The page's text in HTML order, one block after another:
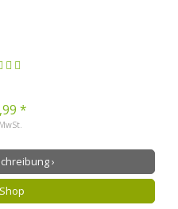
*
›